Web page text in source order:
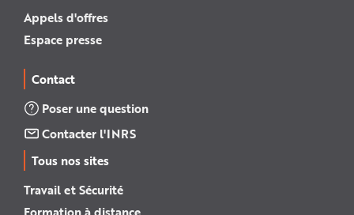
Appels d'offres
Espace presse
Contact
Poser une question
Contacter l'INRS
Tous nos sites
Travail et Sécurité